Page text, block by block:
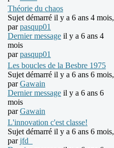
Théorie du chaos
Sujet démarré il y a 6 ans 4 mois,
parpasqup01
Dernier message il y a 6 ans 4
mois
parpasqup01
Les boucles de la Besbre 1975
Sujet démarré il y a 6 ans 6 mois,
parGawain
Dernier message il y a 6 ans 6
mois
parGawain
L'innovation c'est classe!
Sujet démarré il y a 6 ans 6 mois,
parjfd_